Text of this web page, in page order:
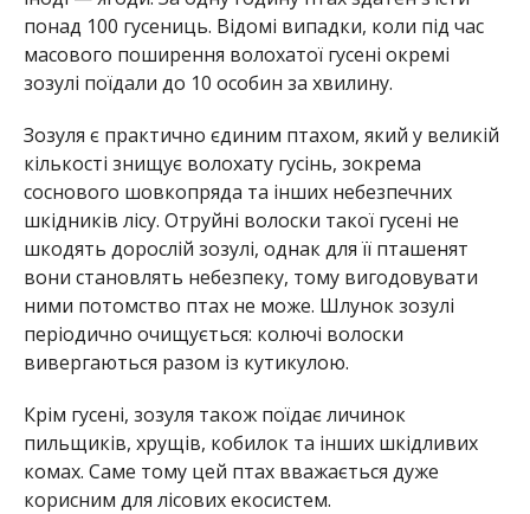
понад 100 гусениць. Відомі випадки, коли під час
масового поширення волохатої гусені окремі
зозулі поїдали до 10 особин за хвилину.
Зозуля є практично єдиним птахом, який у великій
кількості знищує волохату гусінь, зокрема
соснового шовкопряда та інших небезпечних
шкідників лісу. Отруйні волоски такої гусені не
шкодять дорослій зозулі, однак для її пташенят
вони становлять небезпеку, тому вигодовувати
ними потомство птах не може. Шлунок зозулі
періодично очищується: колючі волоски
вивергаються разом із кутикулою.
Крім гусені, зозуля також поїдає личинок
пильщиків, хрущів, кобилок та інших шкідливих
комах. Саме тому цей птах вважається дуже
корисним для лісових екосистем.